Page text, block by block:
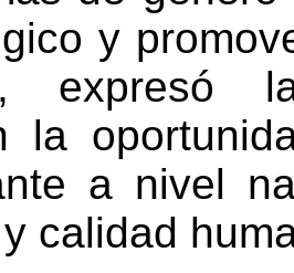
y
expresó
la
a nivel
calidad